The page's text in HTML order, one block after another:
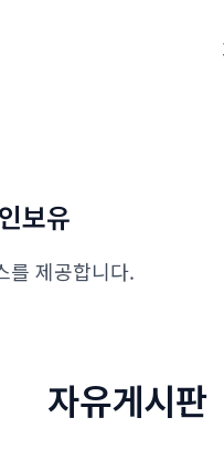
보유
를 제공합니다.
자유게시판